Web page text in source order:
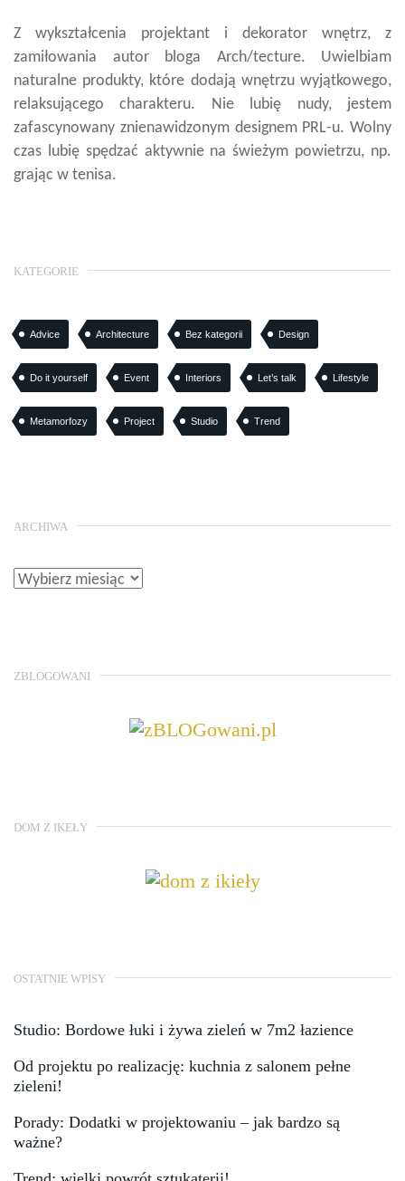
Z wykształcenia projektant i dekorator wnętrz, z
zamiłowania autor bloga Arch/tecture. Uwielbiam
naturalne produkty, które dodają wnętrzu wyjątkowego,
relaksującego charakteru. Nie lubię nudy, jestem
zafascynowany znienawidzonym designem PRL-u. Wolny
czas lubię spędzać aktywnie na świeżym powietrzu, np.
grając w tenisa.
KATEGORIE
Advice Architecture Bez kategorii Design
Do it yourself Event Interiors Let’s talk Lifestyle
Metamorfozy Project Studio Trend
ARCHIWA
ZBLOGOWANI
DOM Z IKEŁY
OSTATNIE WPISY
Studio: Bordowe łuki i żywa zieleń w 7m2 łazience
Od projektu po realizację: kuchnia z salonem pełne
zieleni!
Porady: Dodatki w projektowaniu – jak bardzo są
ważne?